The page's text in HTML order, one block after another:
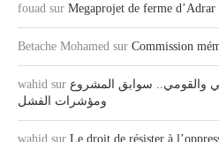
fouad sur Megaprojet de ferme
Betache Mohamed sur Commission
wahid sur والقومي.. سوابق المشروع
ومؤشرات الفشل
wahid sur Le droit de résister à